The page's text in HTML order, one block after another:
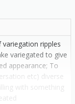
ripples
variegated to give
appearance; To
etc) diverse
with something